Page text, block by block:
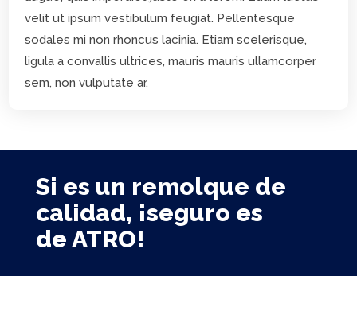
velit ut ipsum vestibulum feugiat. Pellentesque
sodales mi non rhoncus lacinia. Etiam scelerisque,
ligula a convallis ultrices, mauris mauris ullamcorper
sem, non vulputate ar.
Si es un remolque de
calidad, ¡seguro es
de ATRO!